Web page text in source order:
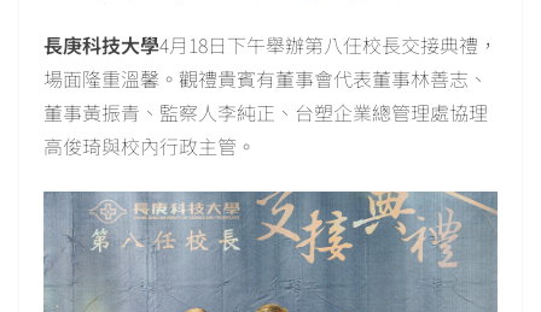
長庚科技大學4月18日下午舉辦第八任校長交接典禮，
場面隆重溫馨。觀禮貴賓有董事會代表董事林善志、
董事黃振青、監察人李純正、台塑企業總管理處協理
高俊琦與校內行政主管。